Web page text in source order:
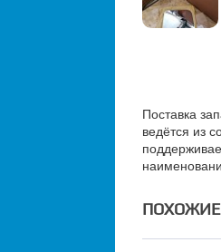
Поставка
ведётся из